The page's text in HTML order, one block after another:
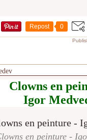
Repost 0
Clowns en
Igor
en peinture -